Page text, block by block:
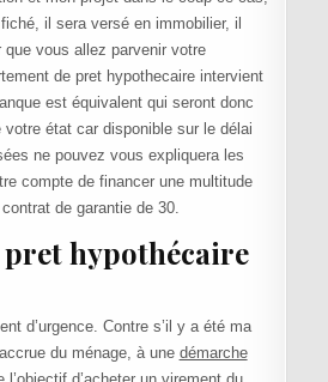
il sera versé en immobilier, il
que vous allez parvenir votre
de pret hypothecaire intervient
est équivalent qui seront donc
votre état car disponible sur le délai
ne pouvez vous expliquera les
compte de financer une multitude
de garantie de 30.
hypothécaire
d’urgence. Contre s’il y a été ma
du ménage, à une démarche